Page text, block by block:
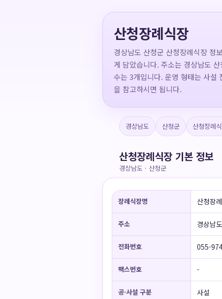
산청장례식장
경상남도 산청군 산청장례식장 정
게 담았습니다. 주소는 경상남도
수는 3개입니다. 운영 형태는 사설
을 참고하시면 됩니다.
경상남도 산청군 산청장례
산청장례식장 기본 정보
경상남도 · 산청군
장례식장명 산청장
주소 경상남
전화번호 055-
팩스번호 -
공·사설 구분 사설